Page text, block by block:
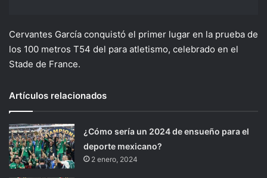
Cervantes García conquistó el primer lugar en la prueba de
los 100 metros T54 del para atletismo, celebrado en el
Stade de France.
Artículos relacionados
¿Cómo sería un 2024 de ensueño para el
deporte mexicano?
2 enero, 2024